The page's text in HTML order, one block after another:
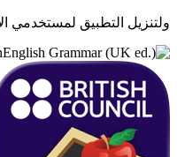
ولتنزيل التطبيق لمستخدمي